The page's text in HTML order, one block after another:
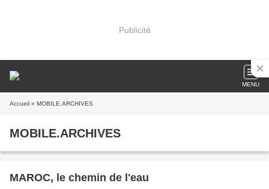
Publicité
MENU
Accueil » MOBILE.ARCHIVES
MOBILE.ARCHIVES
MAROC, le chemin de l'eau